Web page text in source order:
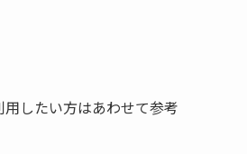
したい方はあわせて参考